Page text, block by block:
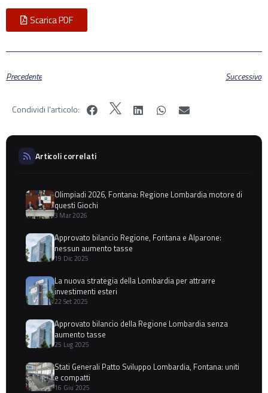
Scarica PDF
Precedente Successivo
Condividi l'articolo:
Articoli correlati
Olimpiadi 2026, Fontana: Regione Lombardia motore di
questi Giochi
3 Mar 2026
Approvato bilancio Regione, Fontana e Alparone:
nessun aumento tasse
19 Dic 2025
La nuova strategia della Lombardia per attrarre
investimenti esteri
22 Set 2025
Approvato bilancio della Regione Lombardia senza
aumento tasse
25 Lug 2025
Stati Generali Patto Sviluppo Lombardia, Fontana: uniti
e compatti
16 Giu 2025